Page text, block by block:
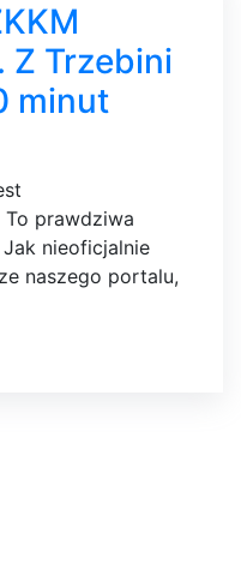
Z Trzebini
minut
prawdziwa
nieoficjalnie
naszego portalu,